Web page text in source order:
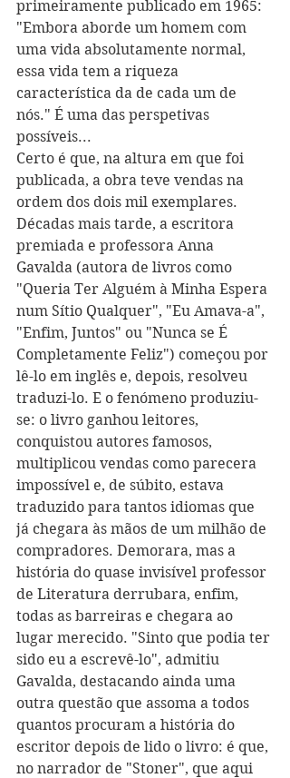
primeiramente publicado em 1965:
"Embora aborde um homem com
uma vida absolutamente normal,
essa vida tem a riqueza
característica da de cada um de
nós." É uma das perspetivas
possíveis...
Certo é que, na altura em que foi
publicada, a obra teve vendas na
ordem dos dois mil exemplares.
Décadas mais tarde, a escritora
premiada e professora Anna
Gavalda (autora de livros como
"Queria Ter Alguém à Minha Espera
num Sítio Qualquer", "Eu Amava-a",
"Enfim, Juntos" ou "Nunca se É
Completamente Feliz") começou por
lê-lo em inglês e, depois, resolveu
traduzi-lo. E o fenómeno produziu-
se: o livro ganhou leitores,
conquistou autores famosos,
multiplicou vendas como parecera
impossível e, de súbito, estava
traduzido para tantos idiomas que
já chegara às mãos de um milhão de
compradores. Demorara, mas a
história do quase invisível professor
de Literatura derrubara, enfim,
todas as barreiras e chegara ao
lugar merecido. "Sinto que podia ter
sido eu a escrevê-lo", admitiu
Gavalda, destacando ainda uma
outra questão que assoma a todos
quantos procuram a história do
escritor depois de lido o livro: é que,
no narrador de "Stoner", que aqui